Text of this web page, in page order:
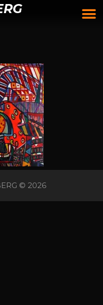
© 2026